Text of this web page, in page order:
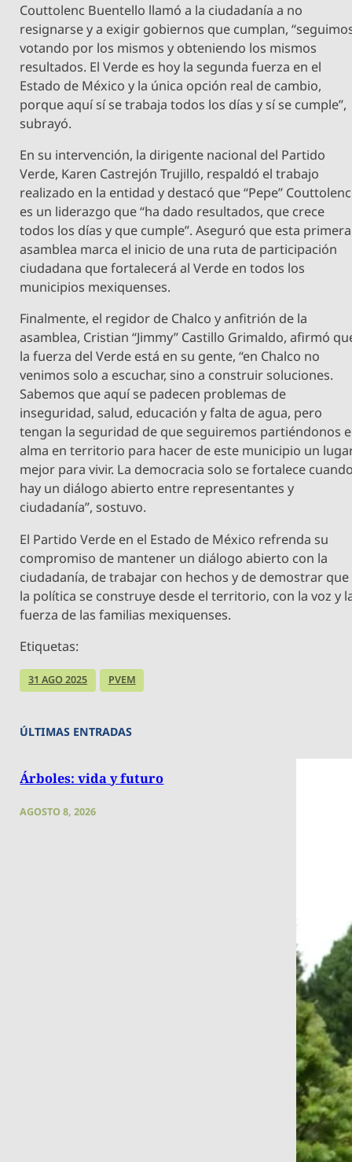
Couttolenc Buentello llamó a la ciudadanía a no
resignarse y a exigir gobiernos que cumplan,
votando por los mismos y obteniendo los mismos
resultados. El Verde es hoy la segunda fuerza en el
Estado de México y la única opción real de cambio,
porque aquí sí se trabaja todos los días y sí se cumple”,
subrayó.
En su intervención, la dirigente nacional del Partido
Verde, Karen Castrejón Trujillo, respaldó el trabajo
realizado en la entidad y destacó que “Pepe” Couttolenc
es un liderazgo que “ha dado resultados, que crece
todos los días y que cumple”. Aseguró que esta primera
asamblea marca el inicio de una ruta de participación
ciudadana que fortalecerá al Verde en todos los
municipios mexiquenses.
Finalmente, el regidor de Chalco y anfitrión de la
asamblea, Cristian “Jimmy” Castillo Grimaldo, afirmó
la fuerza del Verde está en su gente, “en Chalco no
venimos solo a escuchar, sino a construir soluciones.
Sabemos que aquí se padecen problemas de
inseguridad, salud, educación y falta de agua, pero
tengan la seguridad de que seguiremos partiéndonos
alma en territorio para hacer de este municipio un
mejor para vivir. La democracia solo se fortalece
hay un diálogo abierto entre representantes y
ciudadanía”, sostuvo.
El Partido Verde en el Estado de México refrenda su
compromiso de mantener un diálogo abierto con la
ciudadanía, de trabajar con hechos y de demostrar que
la política se construye desde el territorio, con la voz y
fuerza de las familias mexiquenses.
Etiquetas:
31 AGO 2025 PVEM
ÚLTIMAS ENTRADAS
Árboles: vida y futuro
AGOSTO 8, 2026